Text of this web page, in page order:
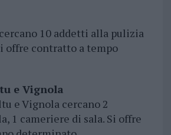
10 addetti alla pulizia
offre contratto a tempo
e Vignola
e Vignola cercano 2
1 cameriere di sala. Si offre